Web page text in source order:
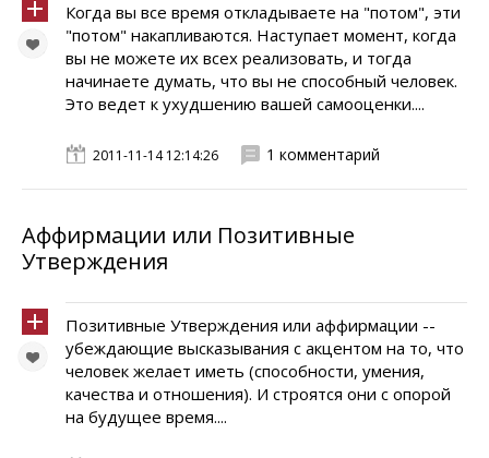
Когда вы все время откладываете на "потом", эти
"потом" накапливаются. Наступает момент, когда
вы не можете их всех реализовать, и тогда
начинаете думать, что вы не способный человек.
Это ведет к ухудшению вашей самооценки....
2011-11-14 12:14:26 1 комментарий
Аффирмации или Позитивные
Утверждения
Позитивные Утверждения или аффирмации --
убеждающие высказывания с акцентом на то, что
человек желает иметь (способности, умения,
качества и отношения). И строятся они с опорой
на будущее время....